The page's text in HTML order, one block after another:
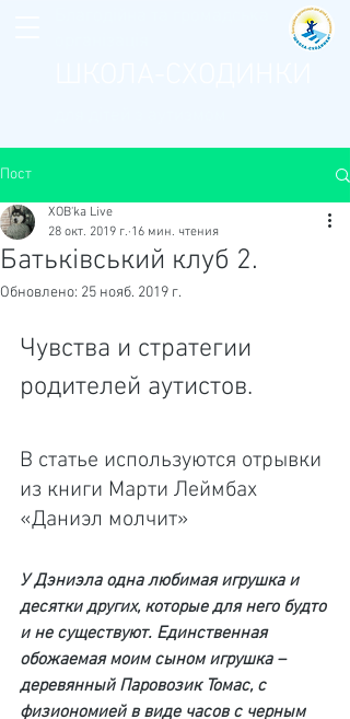
Пост
Батьківський клуб 2.
XOB'ka Live
28 окт. 2019 г. 16 мин. чтения
Обновлено: 25 нояб. 2019 г.
Чувства и стратегии
родителей аутистов.
В статье используются отрывки
из книги Марти Леймбах
«Даниэл молчит»
У Дэниэла одна любимая игрушка и
десятки других, которые для него будто
и не существуют. Единственная
обожаемая моим сыном игрушка –
деревянный Паровозик Томас, с
физиономией в виде часов с черным